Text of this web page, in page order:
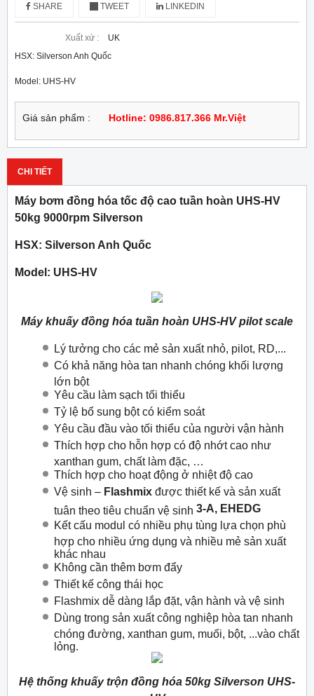
SHARE TWEET LINKEDIN
Xuất xứ :
UK
HSX: Silverson Anh Quốc
Model: UHS-HV
Giá sản phẩm : Hotline: 0986.817.366 Mr.Việt
CHI TIẾT
Máy bơm đồng hóa tốc độ cao tuần hoàn UHS-HV
50kg 9000rpm Silverson
HSX: Silverson Anh Quốc
Model: UHS-HV
Máy khuấy đồng hóa tuần hoàn UHS-HV pilot scale
Lý tưởng cho các mẻ sản xuất nhỏ, pilot, RD,...
Có khả năng hòa tan nhanh chóng khối lượng
lớn bột
Yêu cầu làm sạch tối thiểu
Tỷ lệ bổ sung bột có kiểm soát
Yêu cầu đầu vào tối thiểu của người vận hành
Thích hợp cho hỗn hợp có độ nhớt cao như
xanthan gum, chất làm đặc, …
Thích hợp cho hoạt động ở nhiệt độ cao
Vệ sinh – Flashmix được thiết kế và sản xuất
tuân theo tiêu chuẩn vệ sinh 3-A, EHEDG
Kết cấu modul có nhiều phụ tùng lựa chọn phù
hợp cho nhiều ứng dụng và nhiều mẻ sản xuất
khác nhau
Không cần thêm bơm đẩy
Thiết kế công thái học
Flashmix dễ dàng lắp đặt, vận hành và vệ sinh
Dùng trong sản xuất công nghiệp hòa tan nhanh
chóng đường, xanthan gum, muối, bột, ...vào chất
lỏng.
Hệ thống khuấy trộn đồng hóa 50kg Silverson UHS-